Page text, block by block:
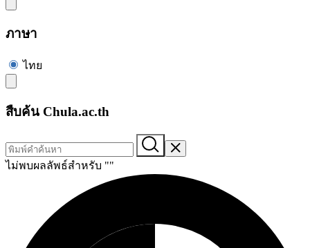
ภาษา
ไทย
สืบค้น Chula.ac.th
ไม่พบผลลัพธ์สำหรับ ""